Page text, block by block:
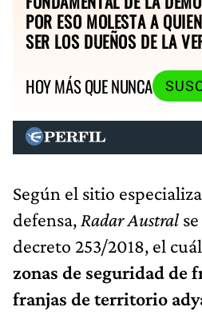
POR ESO MOLESTA A
SER LOS DUEÑOS DE LA
HOY MÁS QUE NUNCA
Según el sitio
defensa, Radar Austral
decreto 253/2018, el
zonas de seguridad de
franjas de territorio